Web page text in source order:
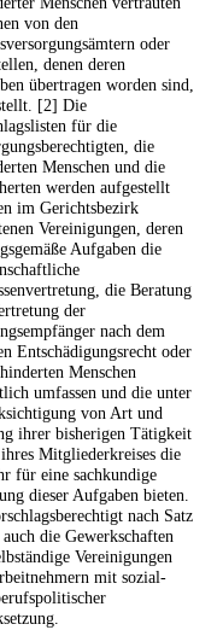
von den
oder
denen deren
übertragen worden sind,
[2] Die
für die
die
Menschen und die
werden aufgestellt
im Gerichtsbezirk
Vereinigungen, deren
Aufgaben die
die Beratung
der
nach dem
Entschädigungsrecht oder
Menschen
umfassen und die unter
von Art und
ihrer bisherigen Tätigkeit
Mitgliederkreises die
für eine sachkundige
dieser Aufgaben bieten.
nach Satz
die Gewerkschaften
Vereinigungen
mit sozial-